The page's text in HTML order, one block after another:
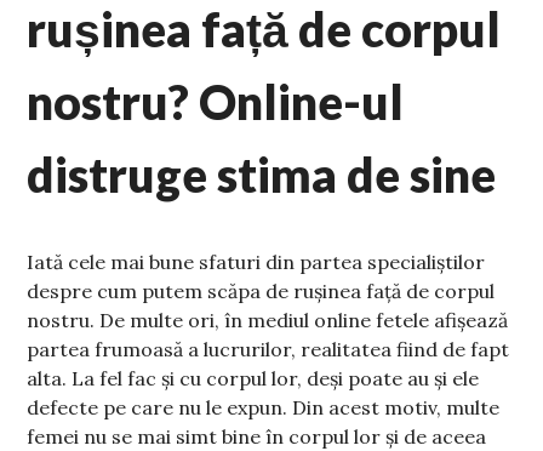
rușinea față de corpul
nostru? Online-ul
distruge stima de sine
Iată cele mai bune sfaturi din partea specialiștilor
despre cum putem scăpa de rușinea față de corpul
nostru. De multe ori, în mediul online fetele afișează
partea frumoasă a lucrurilor, realitatea fiind de fapt
alta. La fel fac și cu corpul lor, deși poate au și ele
defecte pe care nu le expun. Din acest motiv, multe
femei nu se mai simt bine în corpul lor și de aceea